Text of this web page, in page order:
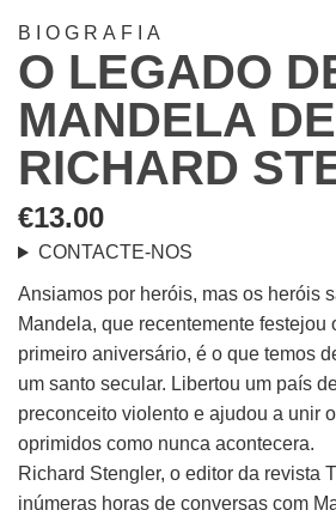
BIOGRAFIA
O LEGADO
MANDELA DE
RICHARD
€13.00
CONTACTE-NOS
Ansiamos por heróis, mas os heróis
Mandela, que recentemente festejou
primeiro aniversário, é o que temos
um santo secular. Libertou um país
preconceito violento e ajudou a unir
oprimidos como nunca acontecera.
Richard Stengler, o editor da revista
inúmeras horas de conversas com